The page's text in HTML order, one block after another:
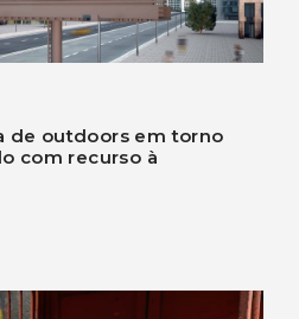
de outdoors em torno
com recurso à